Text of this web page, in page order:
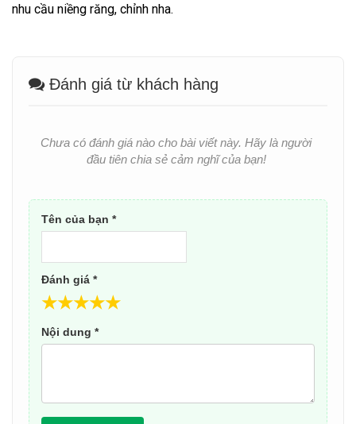
nhu cầu niềng răng, chỉnh nha.
Đánh giá từ khách hàng
Chưa có đánh giá nào cho bài viết này. Hãy là người
đầu tiên chia sẻ cảm nghĩ của bạn!
Tên của bạn *
Đánh giá *
★
★
★
★
★
Nội dung *